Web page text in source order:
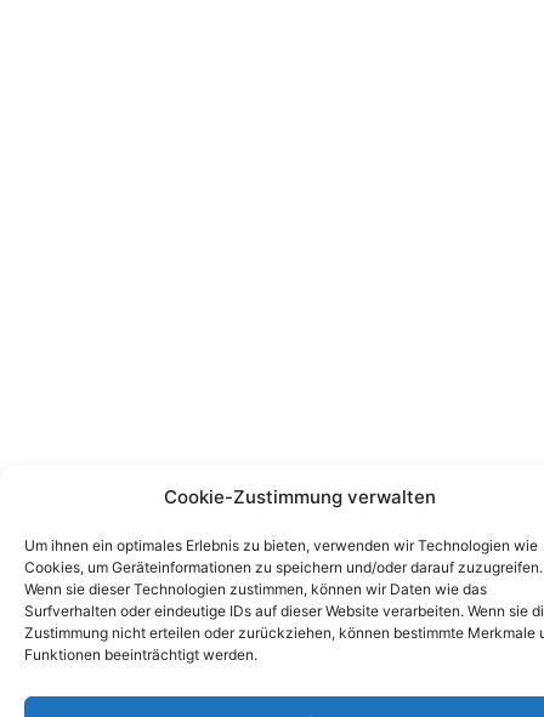
Cookie-Zustimmung verwalten
Um ihnen ein optimales Erlebnis zu bieten, verwenden wir Technologien wie
Cookies, um Geräteinformationen zu speichern und/oder darauf zuzugreifen.
Wenn sie dieser Technologien zustimmen, können wir Daten wie das
Surfverhalten oder eindeutige IDs auf dieser Website verarbeiten. Wenn sie
Zustimmung nicht erteilen oder zurückziehen, können bestimmte Merkmale
Funktionen beeinträchtigt werden.